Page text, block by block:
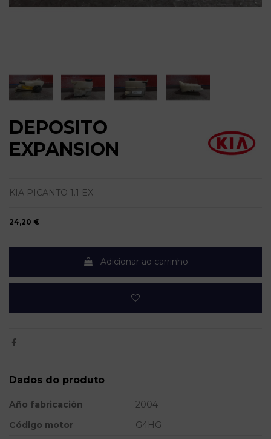
DEPOSITO
EXPANSION
KIA PICANTO 1.1 EX
24,20 €
Adicionar ao carrinho
Dados do produto
Año fabricación
2004
Código motor
G4HG